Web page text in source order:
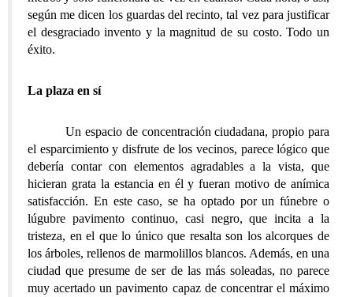
según me dicen los guardas del recinto, tal vez para justificar
el desgraciado invento y la magnitud de su costo. Todo un
éxito.
La plaza en sí
Un espacio de concentración ciudadana, propio para
el esparcimiento y disfrute de los vecinos, parece lógico que
debería contar con elementos agradables a la vista, que
hicieran grata la estancia en él y fueran motivo de anímica
satisfacción. En este caso, se ha optado por un fúnebre o
lúgubre pavimento continuo, casi negro, que incita a la
tristeza, en el que lo único que resalta son los alcorques de
los árboles, rellenos de marmolillos blancos. Además, en una
ciudad que presume de ser de las más soleadas, no parece
muy acertado un pavimento capaz de concentrar el máximo